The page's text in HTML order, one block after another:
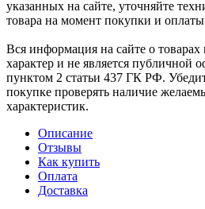
указанных на сайте, уточняйте
товара на момент покупки и
Вся информация на сайте о
характер и не является публичной
пунктом 2 статьи 437 ГК РФ.
покупке проверять наличие
характеристик.
Описание
Отзывы
Как купить
Оплата
Доставка